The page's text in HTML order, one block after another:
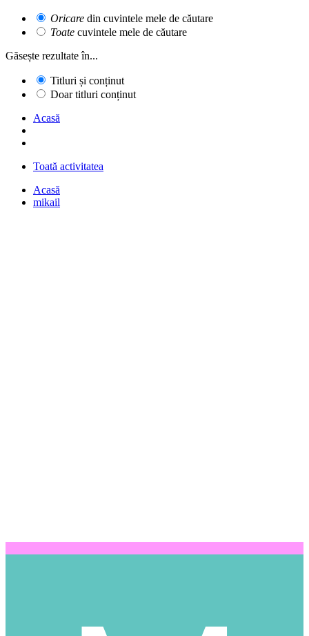
Oricare din cuvintele mele de căutare
Toate cuvintele mele de căutare
Găsește rezultate în...
Titluri și conținut
Doar titluri conținut
Acasă
Toată activitatea
Acasă
mikail